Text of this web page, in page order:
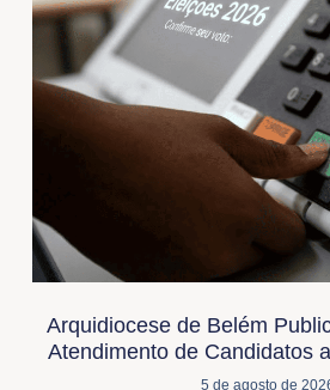
Arquidiocese de Belém
Atendimento de Candidatos
5 de agosto de